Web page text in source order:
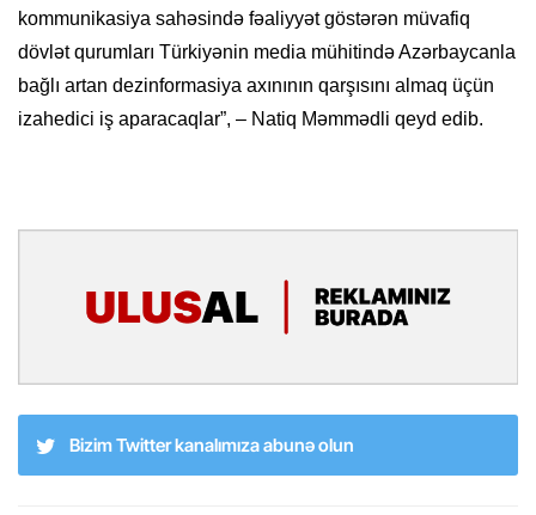
kommunikasiya sahəsində fəaliyyət göstərən müvafiq
dövlət qurumları Türkiyənin media mühitində Azərbaycanla
bağlı artan dezinformasiya axınının qarşısını almaq üçün
izahedici iş aparacaqlar”, – Natiq Məmmədli qeyd edib.
Bizim Twitter kanalımıza abunə olun